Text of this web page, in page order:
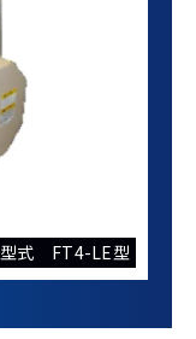
型式 FT4-LE型